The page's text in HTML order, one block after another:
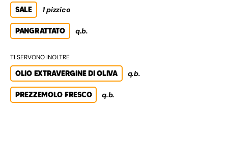
SALE 1 pizzico
PANGRATTATO q.b.
TI SERVONO INOLTRE
OLIO EXTRAVERGINE DI OLIVA q.b.
PREZZEMOLO FRESCO q.b.